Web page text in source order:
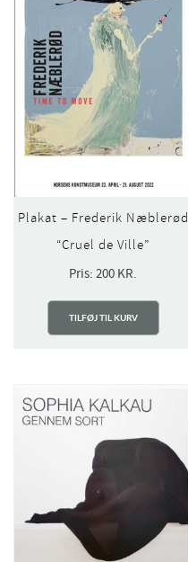
Plakat – Frederik Næblerød
“Cruel de Ville”
Pris:200 KR.
TILFØJ TIL KURV